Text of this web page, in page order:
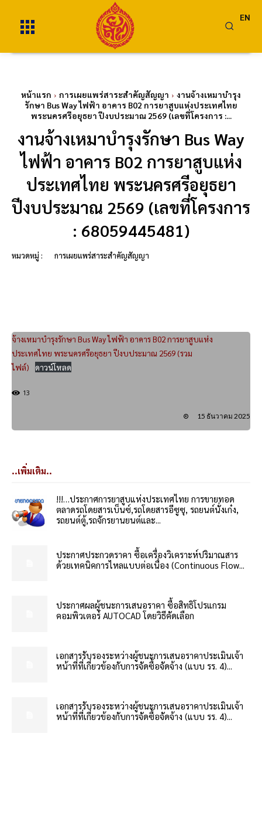
EN
หน้าแรก การเผยแพร่สาระสำคัญสัญญา
งานจ้างเหมาบำรุง
รักษา Bus Way ไฟฟ้า อาคาร B02 การยาสูบแห่งประเทศไทย
พระนครศรีอยุธยา ปีงบประมาณ 2569 (เลขที่โครงการ :...
งานจ้างเหมาบำรุงรักษา Bus Way
ไฟฟ้า อาคาร B02 การยาสูบแห่ง
ประเทศไทย พระนครศรีอยุธยา
ปีงบประมาณ 2569 (เลขที่โครงการ
: 68059445481)
หมวดหมู่ : การเผยแพร่สาระสำคัญสัญญา
จ้างเหมาบำรุงรักษา Bus Way ไฟฟ้า อาคาร B02 การยาสูบแห่ง
ประเทศไทย พระนครศรีอยุธยา ปีงบประมาณ 2569 (รวม
ไฟล์)
ดาวน์โหลด
13
15 ธันวาคม 2025
..เพิ่มเติม..
!!!…ประกาศการยาสูบแห่งประเทศไทย การขายทอด
ตลาดรถโดยสารเบ็นซ์,รถโดยสารอีซูซุ, รถยนต์นั่งเก๋ง,
รถยนต์ตู้,รถจักรยานยนต์และ...
ประกาศประกวดราคา ซื้อเครื่องวิเคราะห์ปริมาณสาร
ด้วยเทคนิคการไหลแบบต่อเนื่อง (Continuous Flow...
ประกาศผลผู้ชนะการเสนอราคา ซื้อสิทธิโปรแกรม
คอมพิวเตอร์ AUTOCAD โดยวิธีคัดเลือก
เอกสารรับรองระหว่างผู้ชนะการเสนอราคาประเมินเจ้า
หน้าที่ที่เกี่ยวข้องกับการจัดซื้อจัดจ้าง (แบบ รร. 4)...
เอกสารรับรองระหว่างผู้ชนะการเสนอราคาประเมินเจ้า
หน้าที่ที่เกี่ยวข้องกับการจัดซื้อจัดจ้าง (แบบ รร. 4)...